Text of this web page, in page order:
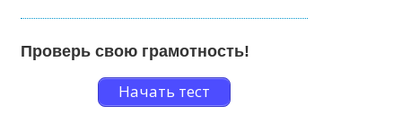
Проверь свою грамотность!
Начать тест